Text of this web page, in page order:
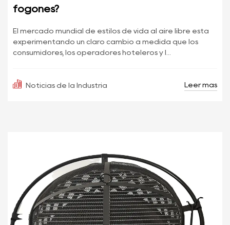
fogones?
El mercado mundial de estilos de vida al aire libre está
experimentando un claro cambio a medida que los
consumidores, los operadores hoteleros y l...
Noticias de la Industria Leer más